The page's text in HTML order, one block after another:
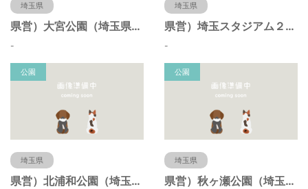
埼玉県
県営）大宮公園（埼玉県さいたま市）
-
埼玉県
県営）埼玉スタジアム２００２公園（埼玉県さいたま市）
-
公園
埼玉県
県営）北浦和公園（埼玉県さいたま市）
公園
埼玉県
県営）秋ヶ瀬公園（埼玉県さいたま市）